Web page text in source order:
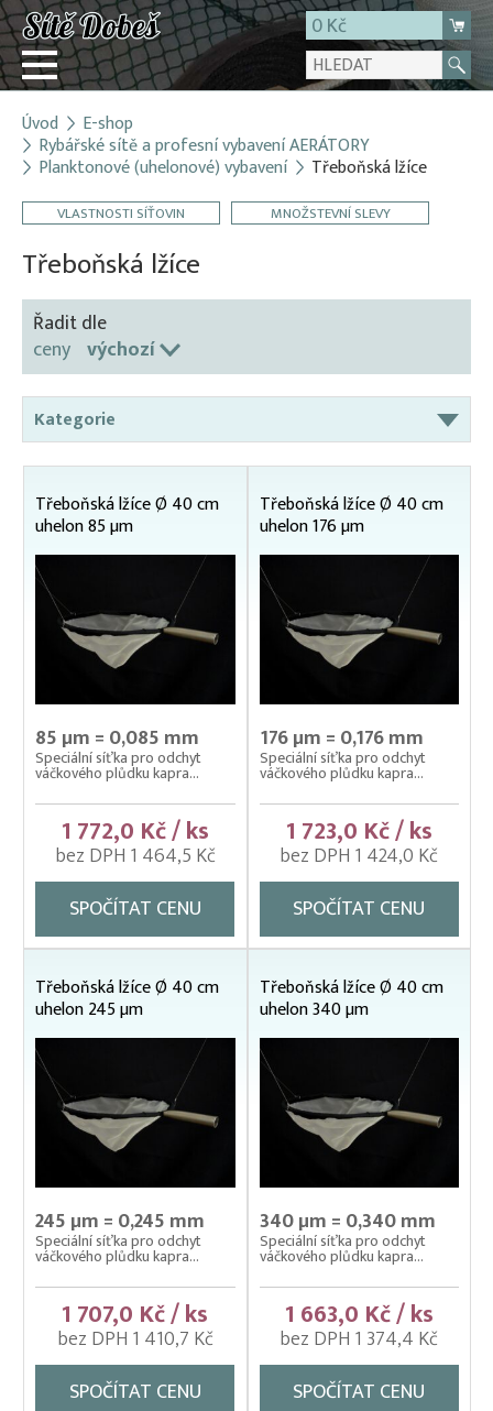
0 Kč
Přihlásit
Registrace
E-shop
O firmě
Kontakt
Úvod E-shop
Rybářské sítě a profesní vybavení AERÁTORY
Planktonové (uhelonové) vybavení Třeboňská lžíce
VLASTNOSTI SÍŤOVIN MNOŽSTEVNÍ SLEVY
Třeboňská lžíce
Řadit dle
ceny výchozí
Kategorie
Čeřeny hospodářské
Kádě, kbelíky, vany
Kesery a saky na ryby
Kolíbky – klecové plovoucí odchovny
Kolíbky – krycí sítě na kolíbky
Kolíbky/haltýře – jednoduchý plovoucí rám
Kolíbky/haltýře jednoduché závěsné (klecové sítě)
Krycí sítě na kádě a bazény
Krycí sítě na sádky, rybníky a klecové chovy
Lodě pracovní
Lodní motory závěsné Honda
Násady na kesery a saky
Nevody
Nosítka na ryby, rukávy na nošení
Odchovné bazény a žlaby
Planktonové (uhelonové) vybavení
Kolíbky plovoucí z uhelonu
Planktonky kontrolní
Planktonky vrhací
Třeboňská lžíce
Třídička planktonu
Uhelonové drátěné sáčky
Vatka z uhelonu
Třeboňská lžíce Ø 40 cm
uhelon 85 µm
85 µm = 0,085 mm
Speciální síťka pro odchyt
váčkového plůdku kapra...
1 772,0 Kč / ks
bez DPH 1 464,5 Kč
SPOČÍTAT CENU
Třeboňská lžíce Ø 40 cm
uhelon 176 µm
176 µm = 0,176 mm
Speciální síťka pro odchyt
váčkového plůdku kapra...
1 723,0 Kč / ks
bez DPH 1 424,0 Kč
SPOČÍTAT CENU
Třeboňská lžíce Ø 40 cm
uhelon 245 µm
245 µm = 0,245 mm
Speciální síťka pro odchyt
váčkového plůdku kapra...
1 707,0 Kč / ks
bez DPH 1 410,7 Kč
SPOČÍTAT CENU
Třeboňská lžíce Ø 40 cm
uhelon 340 µm
340 µm = 0,340 mm
Speciální síťka pro odchyt
váčkového plůdku kapra...
1 663,0 Kč / ks
bez DPH 1 374,4 Kč
SPOČÍTAT CENU